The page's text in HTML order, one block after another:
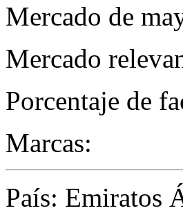
Mercado de
Mercado
Porcentaje de
Marcas:
País: Emiratos